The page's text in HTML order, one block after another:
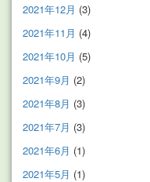
2021年12月 (3)
2021年11月 (4)
2021年10月 (5)
2021年9月 (2)
2021年8月 (3)
2021年7月 (3)
2021年6月 (1)
2021年5月 (1)